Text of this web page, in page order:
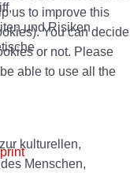
und Risiken
kulturellen,
Menschen,
us to improve this
You can decide
or not. Please
able to use all the